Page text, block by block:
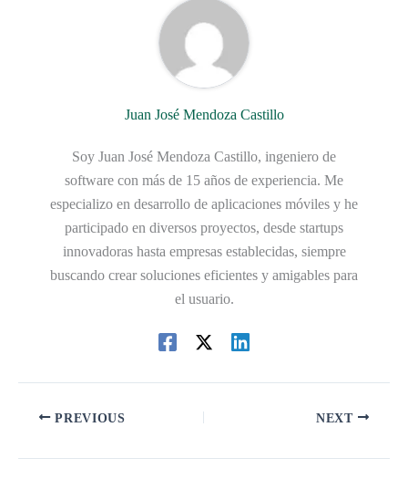
Juan José Mendoza Castillo
Soy Juan José Mendoza Castillo, ingeniero de
software con más de 15 años de experiencia. Me
especializo en desarrollo de aplicaciones móviles y he
participado en diversos proyectos, desde startups
innovadoras hasta empresas establecidas, siempre
buscando crear soluciones eficientes y amigables para
el usuario.
PREVIOUS NEXT